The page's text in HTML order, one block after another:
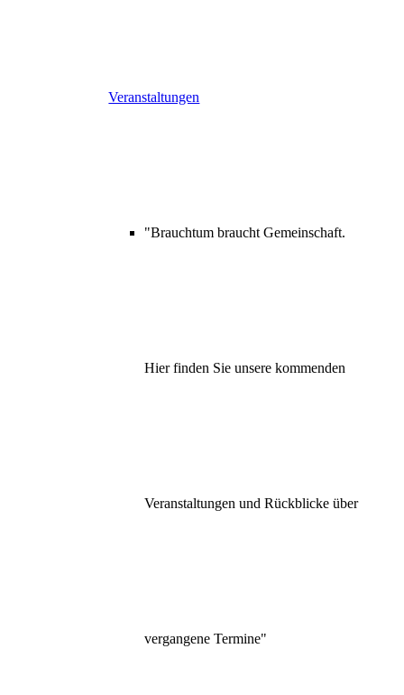
Veranstaltungen
"Brauchtum braucht Gemeinschaft.
Hier finden Sie unsere kommenden
Veranstaltungen und Rückblicke über
vergangene Termine"